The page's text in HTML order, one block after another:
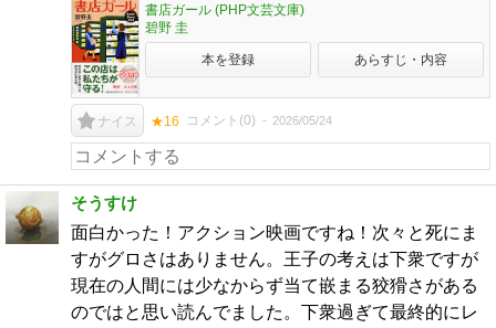
書店ガール (PHP文芸文庫)
碧野 圭
本を登録 あらすじ・内容
ナイス ★16 コメント(0) 2026/05/24
そうすけ
面白かった！アクション映画ですね！次々と死にま
すがグロさはありません。王子の考えは下衆ですが
現在の人間には少なからず当て嵌まる狡猾さがある
のではと思い読んでました。下衆過ぎて最終的にレ